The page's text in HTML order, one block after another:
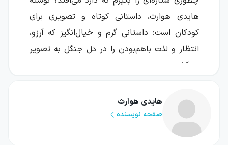
هایدی هوارث، داستانی کوتاه و تصویری برای
کودکان است؛ داستانی گرم و خیال‌انگیز که آرزو،
انتظار و لذت باهم‌بودن را در دل جنگل به تصویر
می‌کشد.
پاییزی است تا آرزویی کند. او دوست دارد هم‌بازی
داشته باشد؛ آرزویی ساده که برای یک کودک
معنایی بزرگ دارد. خیلی زود، جوجه‌تیغی، موش،
هایدی هوارث
صفحه نویسنده